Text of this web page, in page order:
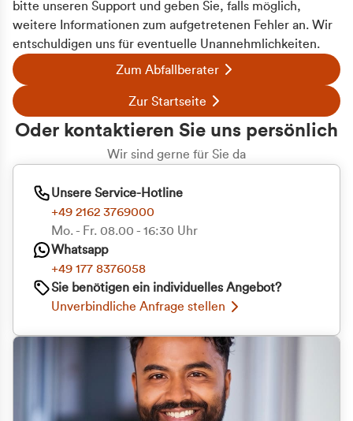
bitte unseren Support und geben Sie, falls möglich,
weitere Informationen zum aufgetretenen Fehler an. Wir
entschuldigen uns für eventuelle Unannehmlichkeiten.
Zum Abfallberater
Zur Startseite
Oder kontaktieren Sie uns persönlich
Wir sind gerne für Sie da
Unsere Service-Hotline
+49 2162 3769000
Mo. - Fr. 08.00 - 16:30 Uhr
Whatsapp
+49 177 8376058
Sie benötigen ein individuelles Angebot?
Unverbindliche Anfrage stellen